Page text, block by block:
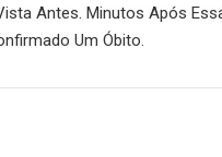
Antes. Minutos Após
Um Óbito.